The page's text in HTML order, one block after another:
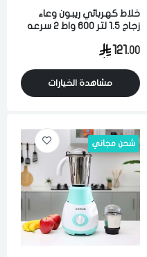
خلاط كهربائي ريبون وعاء
زجاج 1.5 لتر 600 واط 2 سرعه
121.00
مشاهدة الخيارات
شحن مجاني